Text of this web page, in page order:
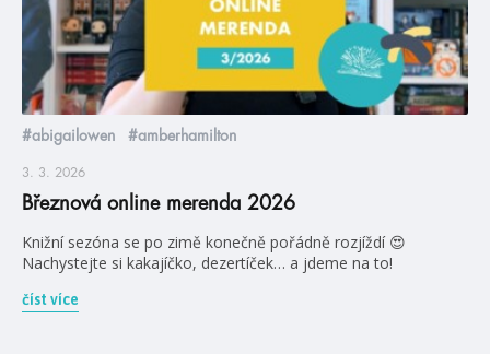
#abigailowen #amberhamilton
3. 3. 2026
Březnová online merenda 2026
Knižní sezóna se po zimě konečně pořádně rozjíždí 😍
Nachystejte si kakajíčko, dezertíček… a jdeme na to!
číst více